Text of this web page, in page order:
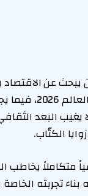
يبحث عن
والأعمال، ومن يهوى الرياضة
البعد
الكتّاب.
متكاملاً يخاطب
بناء تجربته